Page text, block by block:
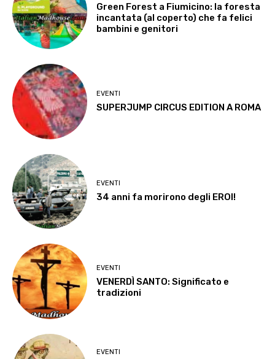
Green Forest a Fiumicino: la foresta
incantata (al coperto) che fa felici
bambini e genitori
EVENTI
SUPERJUMP CIRCUS EDITION A ROMA
EVENTI
34 anni fa morirono degli EROI!
EVENTI
VENERDÌ SANTO: Significato e
tradizioni
EVENTI